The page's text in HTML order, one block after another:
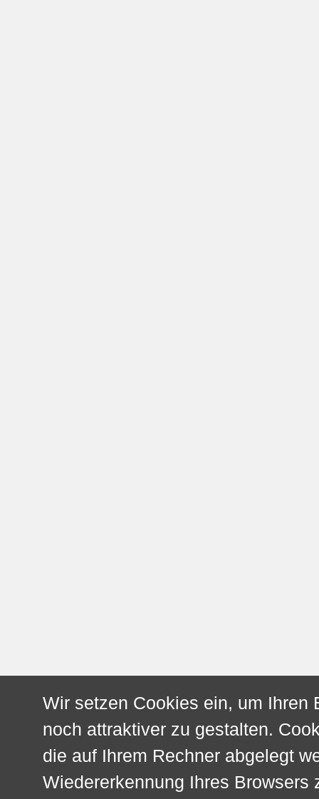
Wir setzen Cookies ein, um Ihren
noch attraktiver zu gestalten.
die auf Ihrem Rechner abgelegt
Wiedererkennung Ihres Browsers